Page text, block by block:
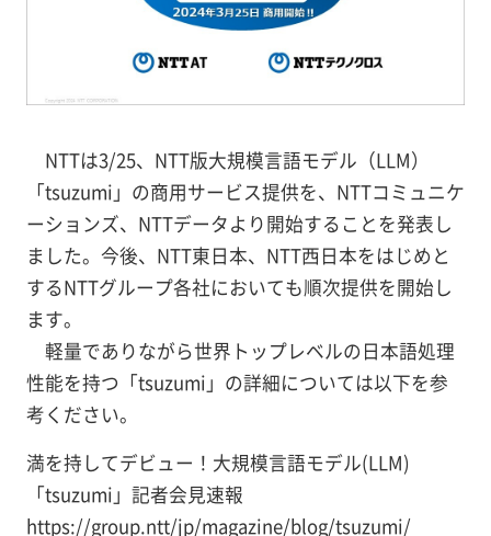
NTTは3/25、NTT版大規模言語モデル（LLM）
「tsuzumi」の商用サービス提供を、NTTコミュニケ
ーションズ、NTTデータより開始することを発表し
ました。今後、NTT東日本、NTT西日本をはじめと
するNTTグループ各社においても順次提供を開始し
ます。
軽量でありながら世界トップレベルの日本語処理
性能を持つ「tsuzumi」の詳細については以下を参
考ください。
満を持してデビュー！大規模言語モデル(LLM)
「tsuzumi」記者会見速報
https://group.ntt/jp/magazine/blog/tsuzumi/